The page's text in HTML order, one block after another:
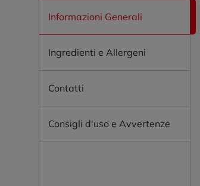
Informazioni Generali
Ingredienti e Allergeni
Contatti
Consigli d'uso e Avvertenze